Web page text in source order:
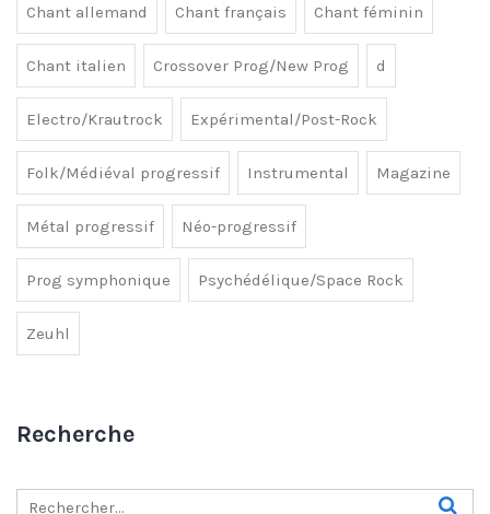
Chant allemand Chant français Chant féminin
Chant italien Crossover Prog/New Prog d
Electro/Krautrock Expérimental/Post-Rock
Folk/Médiéval progressif Instrumental Magazine
Métal progressif Néo-progressif
Prog symphonique Psychédélique/Space Rock
Zeuhl
Recherche